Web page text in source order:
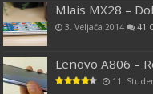
Mlais MX28 –
3. Veljača 2014 41
Lenovo A806 –
11.